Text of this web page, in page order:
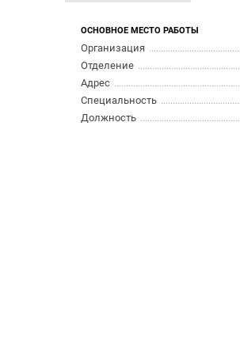
ОСНОВНОЕ МЕСТО РАБОТЫ
Организация
Отделение
Адрес
Специальность
Должность